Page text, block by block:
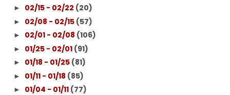
► 02/15 - 02/22 (20)
► 02/08 - 02/15 (57)
► 02/01 - 02/08 (106)
► 01/25 - 02/01 (91)
► 01/18 - 01/25 (81)
► 01/11 - 01/18 (85)
► 01/04 - 01/11 (77)